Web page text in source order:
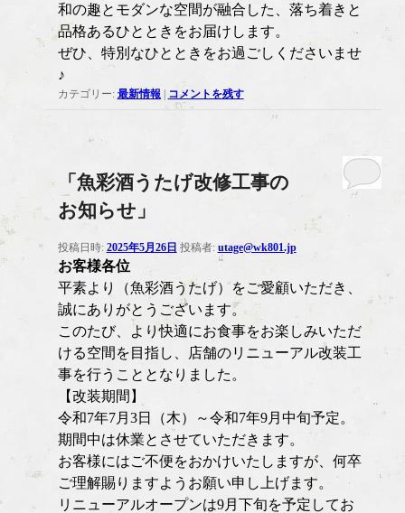
和の趣とモダンな空間が融合した、落ち着きと
品格あるひとときをお届けします。
ぜひ、特別なひとときをお過ごしくださいませ
♪
カテゴリー: 最新情報 | コメントを残す
「魚彩酒うたげ改修工事の
お知らせ」
投稿日時: 2025年5月26日 投稿者: utage@wk801.jp
お客様各位
平素より（魚彩酒うたげ）をご愛顧いただき、
誠にありがとうございます。
このたび、より快適にお食事をお楽しみいただ
ける空間を目指し、店舗のリニューアル改装工
事を行うこととなりました。
【改装期間】
令和7年7月3日（木）～令和7年9月中旬予定。
期間中は休業とさせていただきます。
お客様にはご不便をおかけいたしますが、何卒
ご理解賜りますようお願い申し上げます。
リニューアルオープンは9月下旬を予定してお